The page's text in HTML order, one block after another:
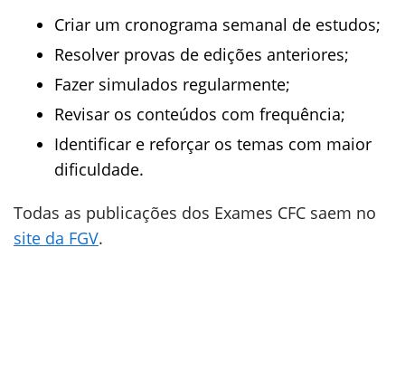
Criar um cronograma semanal de estudos;
Resolver provas de edições anteriores;
Fazer simulados regularmente;
Revisar os conteúdos com frequência;
Identificar e reforçar os temas com maior
dificuldade.
Todas as publicações dos Exames CFC saem no
site da FGV.